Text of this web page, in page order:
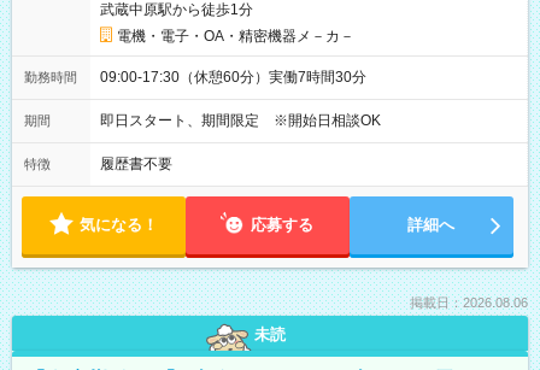
武蔵中原駅から徒歩1分
電機・電子・OA・精密機器メ－カ－
勤務時間 09:00-17:30（休憩60分）実働7時間30分
期間 即日スタート、期間限定 ※開始日相談OK
特徴 履歴書不要
気になる！ 応募する 詳細へ
掲載日：2026.08.06
未読